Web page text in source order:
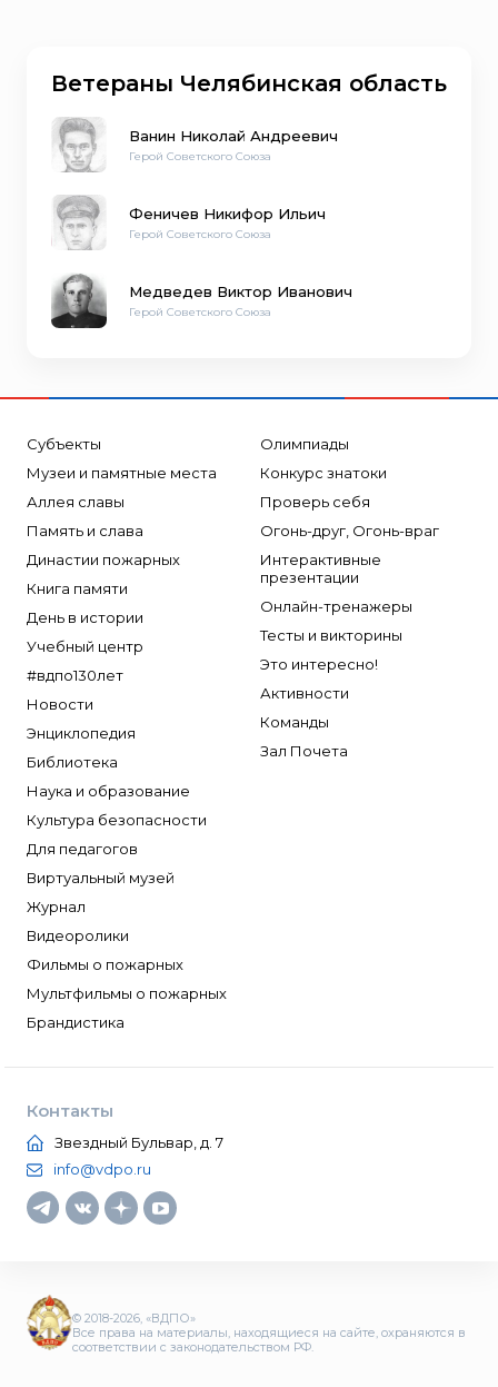
Ветераны Челябинская область
Ванин Николай Андреевич
Герой Советского Союза
Феничев Никифор Ильич
Герой Советского Союза
Медведев Виктор Иванович
Герой Советского Союза
Субъекты
Музеи и памятные места
Аллея славы
Память и слава
Династии пожарных
Книга памяти
День в истории
Учебный центр
#вдпо130лет
Новости
Энциклопедия
Библиотека
Наука и образование
Культура безопасности
Для педагогов
Виртуальный музей
Журнал
Видеоролики
Фильмы о пожарных
Мультфильмы о пожарных
Брандистика
Олимпиады
Конкурс знатоки
Проверь себя
Огонь-друг, Огонь-враг
Интерактивные
презентации
Онлайн-тренажеры
Тесты и викторины
Это интересно!
Активности
Команды
Зал Почета
Контакты
Звездный Бульвар, д. 7
info@vdpo.ru
© 2018-2026, «ВДПО»
Все права на материалы, находящиеся на сайте, охраняются в
соответствии с законодательством РФ.